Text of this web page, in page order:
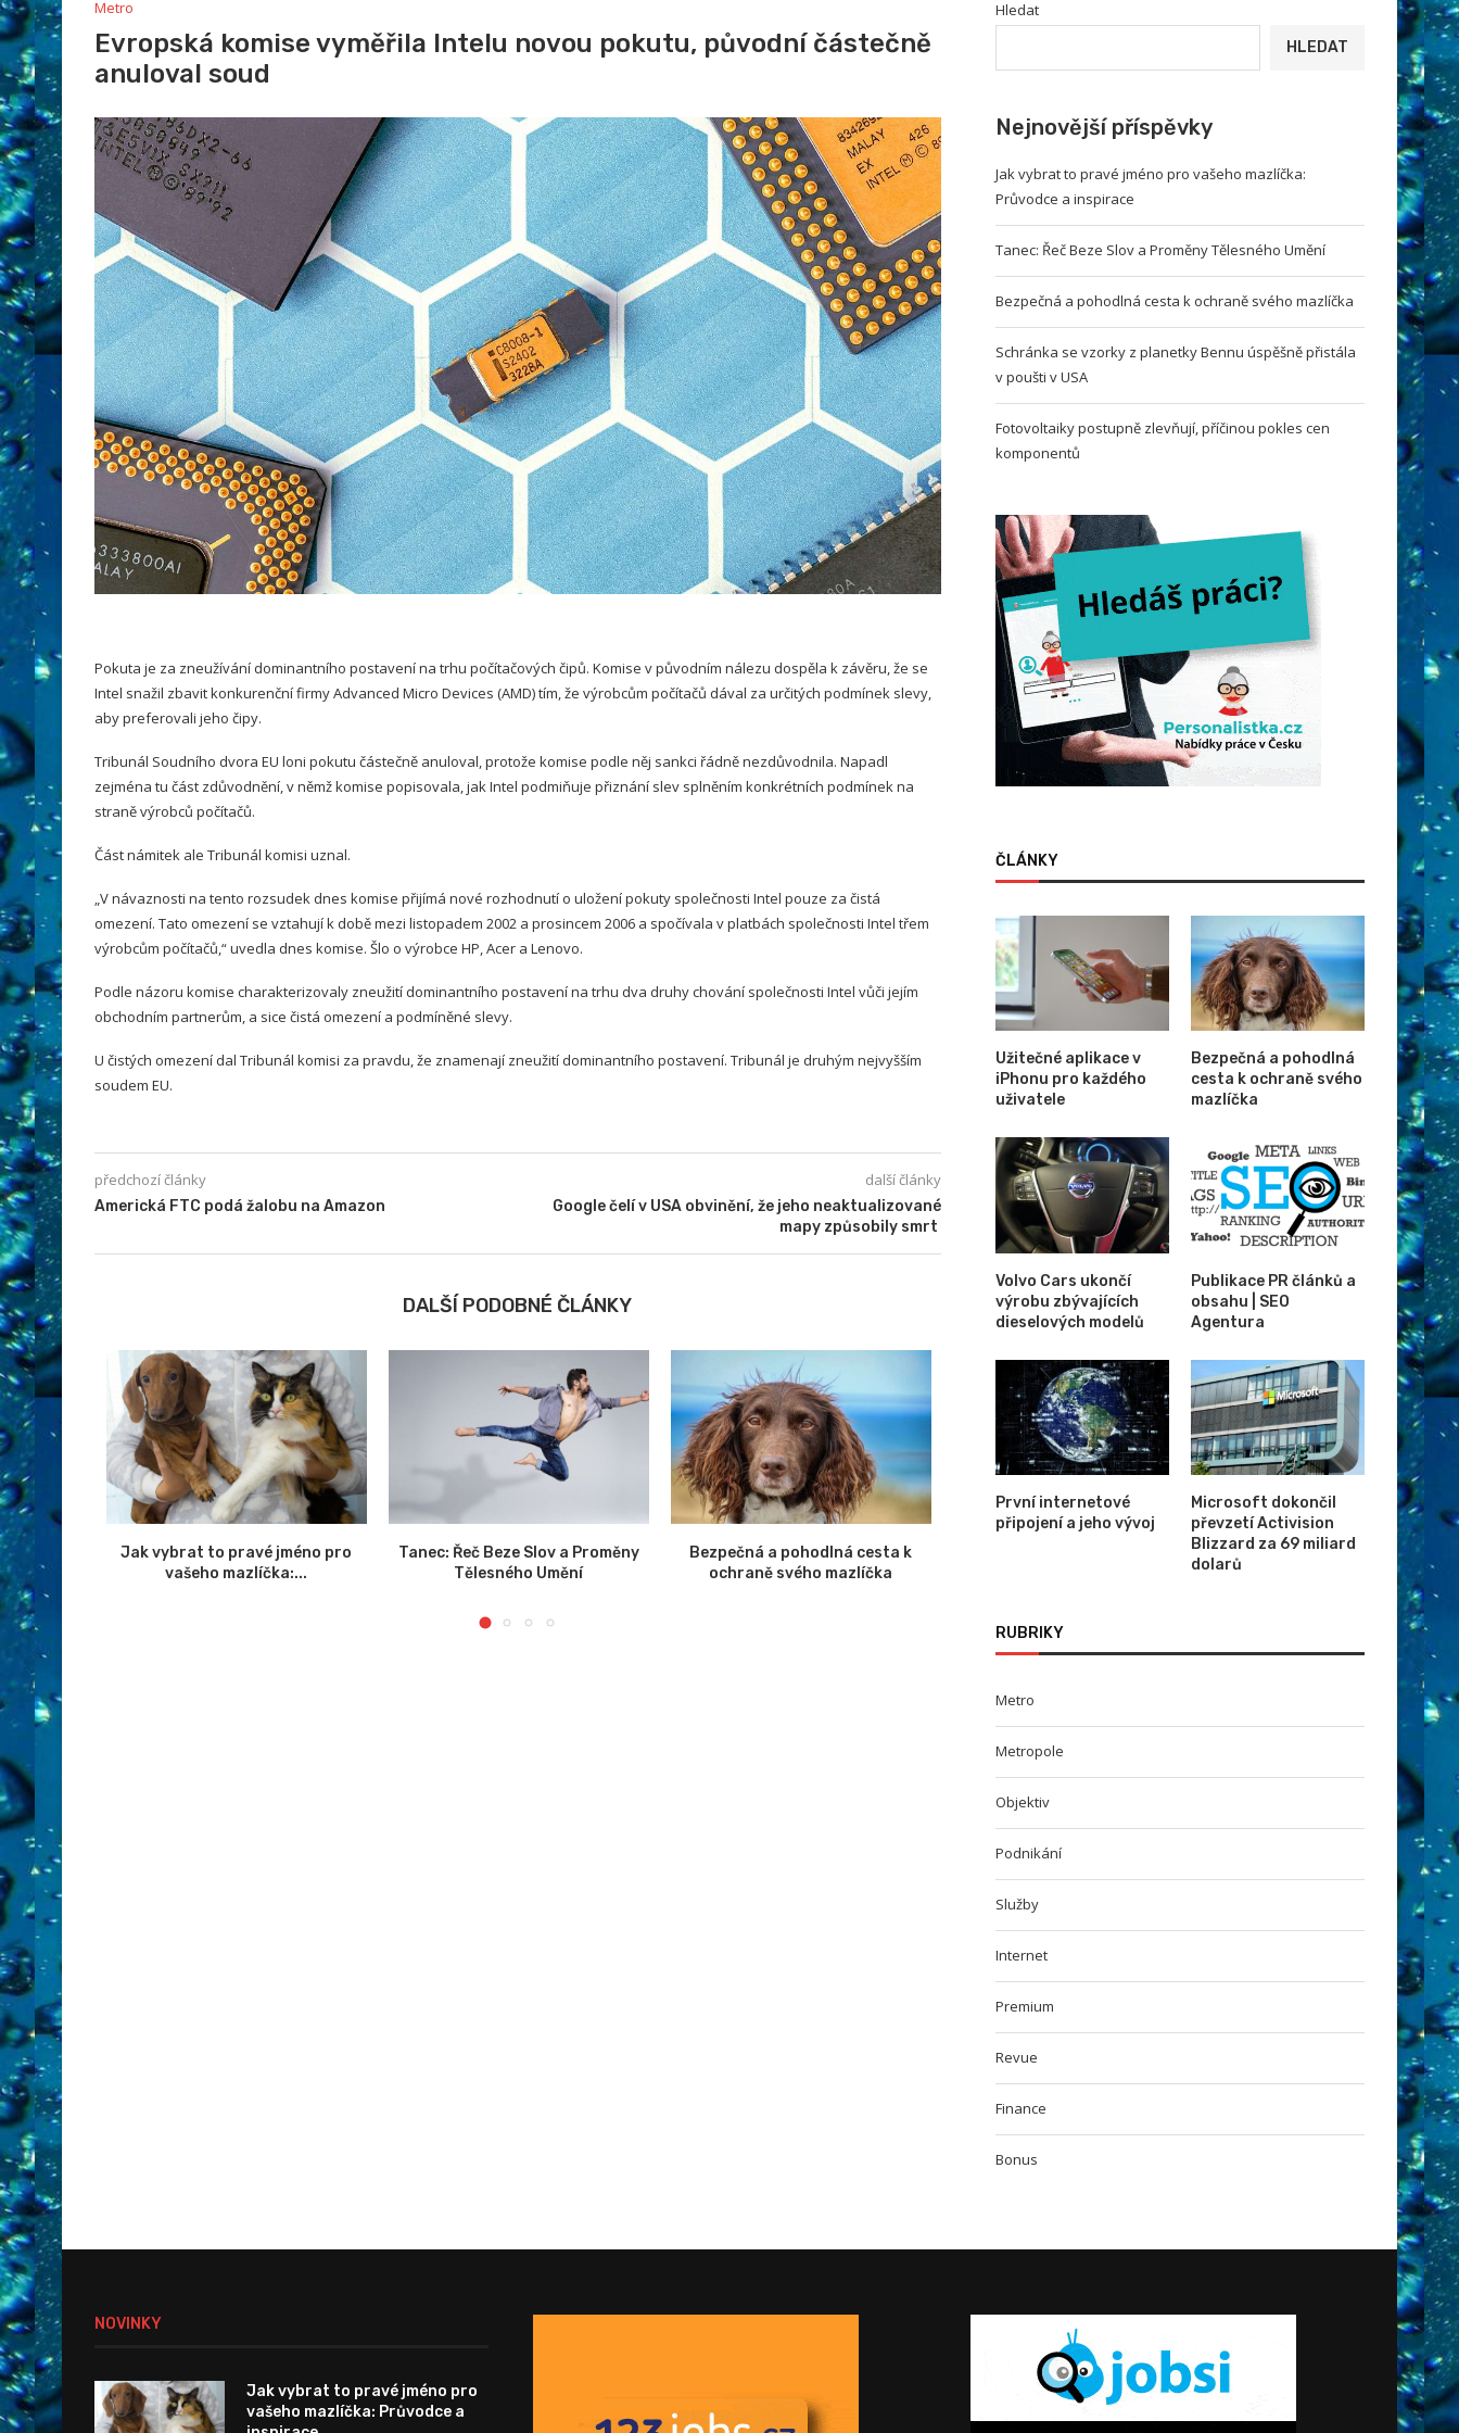
Metro
Evropská komise vyměřila Intelu novou pokutu, původní částečně
anuloval soud
Pokuta je za zneužívání dominantního postavení na trhu počítačových čipů. Komise v původním nálezu dospěla k závěru, že se
Intel snažil zbavit konkurenční firmy Advanced Micro Devices (AMD) tím, že výrobcům počítačů dával za určitých podmínek slevy,
aby preferovali jeho čipy.
Tribunál Soudního dvora EU loni pokutu částečně anuloval, protože komise podle něj sankci řádně nezdůvodnila. Napadl
zejména tu část zdůvodnění, v němž komise popisovala, jak Intel podmiňuje přiznání slev splněním konkrétních podmínek na
straně výrobců počítačů.
Část námitek ale Tribunál komisi uznal.
„V návaznosti na tento rozsudek dnes komise přijímá nové rozhodnutí o uložení pokuty společnosti Intel pouze za čistá
omezení. Tato omezení se vztahují k době mezi listopadem 2002 a prosincem 2006 a spočívala v platbách společnosti Intel třem
výrobcům počítačů,“ uvedla dnes komise. Šlo o výrobce HP, Acer a Lenovo.
Podle názoru komise charakterizovaly zneužití dominantního postavení na trhu dva druhy chování společnosti Intel vůči jejím
obchodním partnerům, a sice čistá omezení a podmíněné slevy.
U čistých omezení dal Tribunál komisi za pravdu, že znamenají zneužití dominantního postavení. Tribunál je druhým nejvyšším
soudem EU.
předchozí články
Americká FTC podá žalobu na Amazon
další články
Google čelí v USA obvinění, že jeho neaktualizované
mapy způsobily smrt
DALŠÍ PODOBNÉ ČLÁNKY
Jak vybrat to pravé jméno pro
vašeho mazlíčka:...
Tanec: Řeč Beze Slov a Proměny
Tělesného Umění
Bezpečná a pohodlná cesta k
ochraně svého mazlíčka
Schránka se vzorky z planetky
Fotovoltaiky postupně
příčinou pokles cen
Hledat
HLEDAT
Nejnovější příspěvky
Jak vybrat to pravé jméno pro vašeho mazlíčka:
Průvodce a inspirace
Tanec: Řeč Beze Slov a Proměny Tělesného Umění
Bezpečná a pohodlná cesta k ochraně svého mazlíčka
Schránka se vzorky z planetky Bennu úspěšně přistála
v poušti v USA
Fotovoltaiky postupně zlevňují, příčinou pokles cen
komponentů
ČLÁNKY
Užitečné aplikace v
iPhonu pro každého
uživatele
Bezpečná a pohodlná
cesta k ochraně svého
mazlíčka
Volvo Cars ukončí
výrobu zbývajících
dieselových modelů
Publikace PR článků a
obsahu | SEO
Agentura
První internetové
připojení a jeho vývoj
Microsoft dokončil
převzetí Activision
Blizzard za 69 miliard
dolarů
RUBRIKY
Metro
Metropole
Objektiv
Podnikání
Služby
Internet
Premium
Revue
Finance
Bonus
NOVINKY
Jak vybrat to pravé jméno pro
vašeho mazlíčka: Průvodce a